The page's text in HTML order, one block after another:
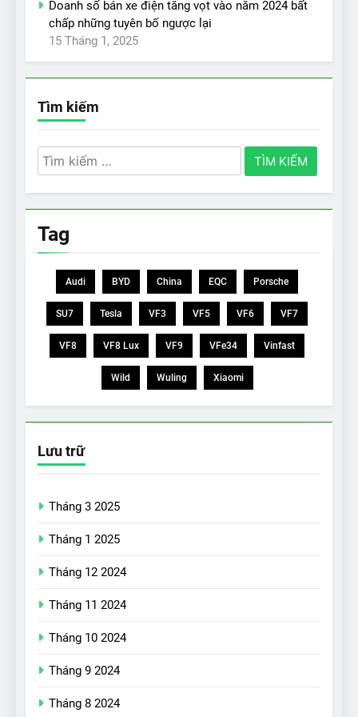
Doanh số bán xe điện tăng vọt vào năm 2024 bất
chấp những tuyên bố ngược lại
15 Tháng 1, 2025
Tìm kiếm
Tìm
kiếm
Tag
Audi BYD China EQC Porsche
SU7 Tesla VF3 VF5 VF6 VF7
VF8 VF8 Lux VF9 VFe34 Vinfast
Wild Wuling Xiaomi
Lưu trữ
Tháng 3 2025
Tháng 1 2025
Tháng 12 2024
Tháng 11 2024
Tháng 10 2024
Tháng 9 2024
Tháng 8 2024